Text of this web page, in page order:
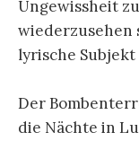
Ungewissheit
wiederzusehen
lyrische
Der
die Nächte in